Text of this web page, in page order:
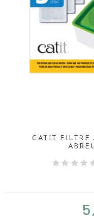
CATIT FILTRE